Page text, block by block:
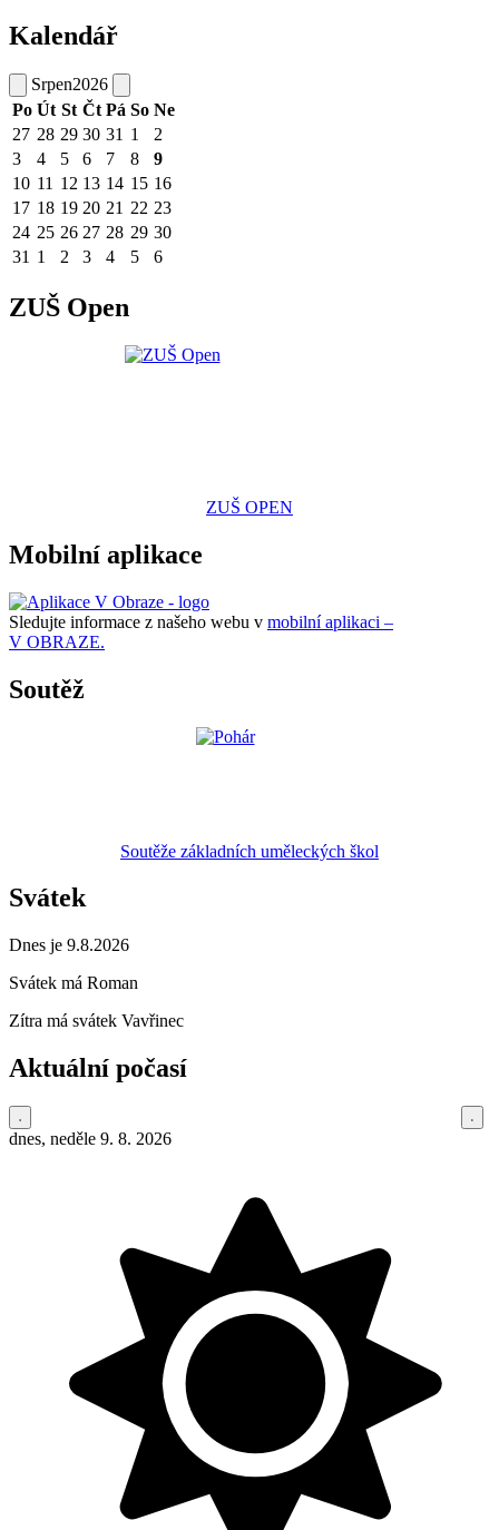
Kalendář
Srpen2026
Po Út St Čt Pá So Ne
27 28 29 30 31 1
2
3
4 5 6 7 8
9
10 11 12 13 14 15 16
17 18 19 20 21 22 23
24 25 26 27 28 29 30
31 1 2 3 4 5 6
ZUŠ Open
ZUŠ OPEN
Mobilní aplikace
Sledujte informace z našeho webu v mobilní aplikaci –
V OBRAZE.
Soutěž
Soutěže základních uměleckých škol
Svátek
Dnes je 9.8.2026
Svátek má Roman
Zítra má svátek Vavřinec
Aktuální počasí
dnes, neděle 9. 8. 2026